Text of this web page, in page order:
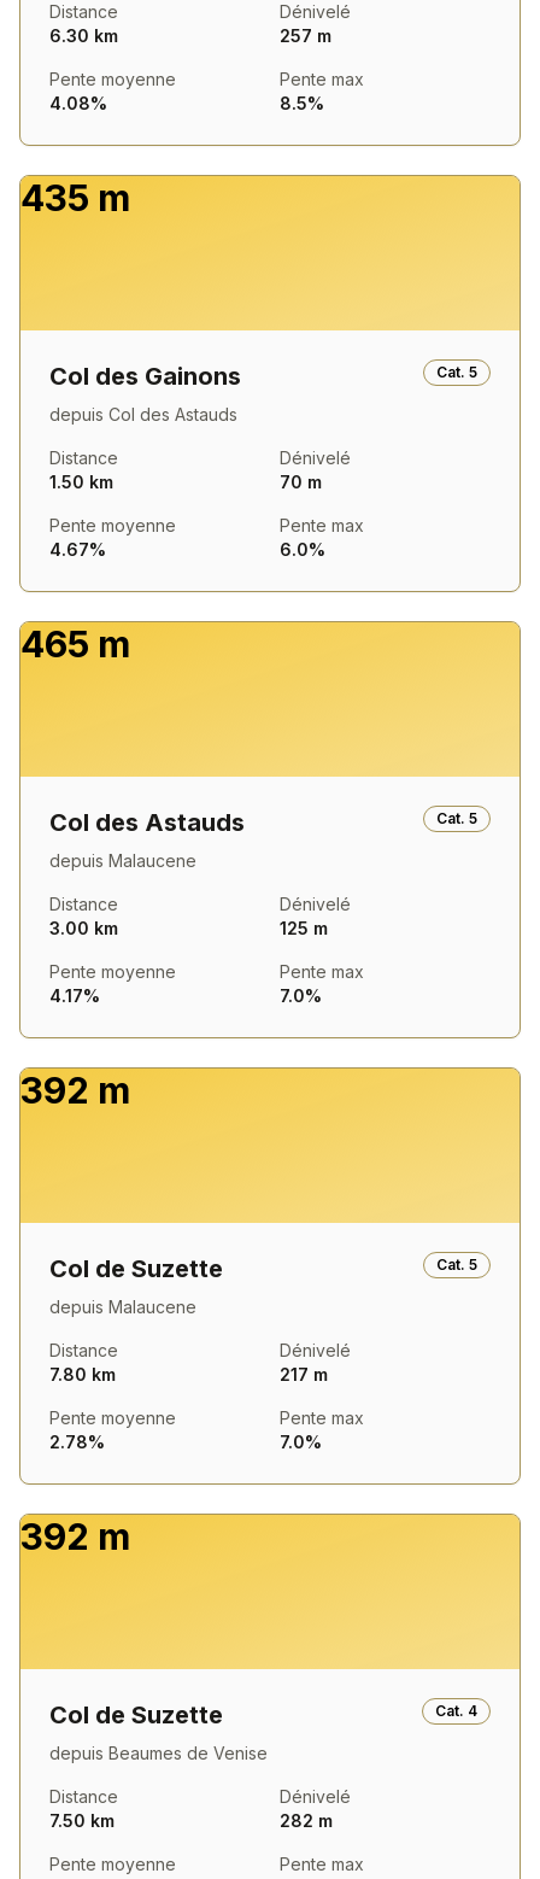
Distance
6.30 km
Dénivelé
257 m
Pente moyenne
4.08%
Pente max
8.5%
435 m
Col des Gainons Cat. 5
depuis Col des Astauds
Distance
1.50 km
Dénivelé
70 m
Pente moyenne
4.67%
Pente max
6.0%
465 m
Col des Astauds Cat. 5
depuis Malaucene
Distance
3.00 km
Dénivelé
125 m
Pente moyenne
4.17%
Pente max
7.0%
392 m
Col de Suzette Cat. 5
depuis Malaucene
Distance
7.80 km
Dénivelé
217 m
Pente moyenne
2.78%
Pente max
7.0%
392 m
Col de Suzette Cat. 4
depuis Beaumes de Venise
Distance
7.50 km
Dénivelé
282 m
Pente moyenne
Pente max